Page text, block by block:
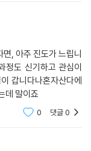
, 아주 진도가 느립니
정도 신기하고 관심이
갑니다나혼자산다에
데 말이죠
0 댓글0